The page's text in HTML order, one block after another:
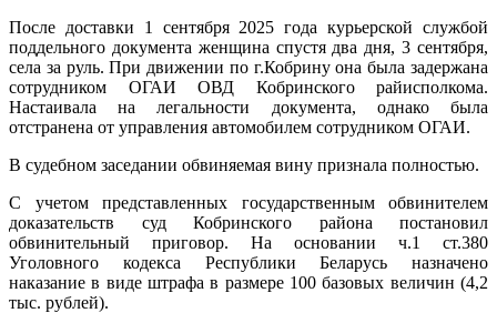
После доставки 1 сентября 2025 года курьерской службой
поддельного документа женщина спустя два дня, 3 сентября,
села за руль. При движении по г.Кобрину она была задержана
сотрудником ОГАИ ОВД Кобринского райисполкома.
Настаивала на легальности документа, однако была
отстранена от управления автомобилем сотрудником ОГАИ.
В судебном заседании обвиняемая вину признала полностью.
С учетом представленных государственным обвинителем
доказательств суд Кобринского района постановил
обвинительный приговор. На основании ч.1 ст.380
Уголовного кодекса Республики Беларусь назначено
наказание в виде штрафа в размере 100 базовых величин (4,2
тыс. рублей).